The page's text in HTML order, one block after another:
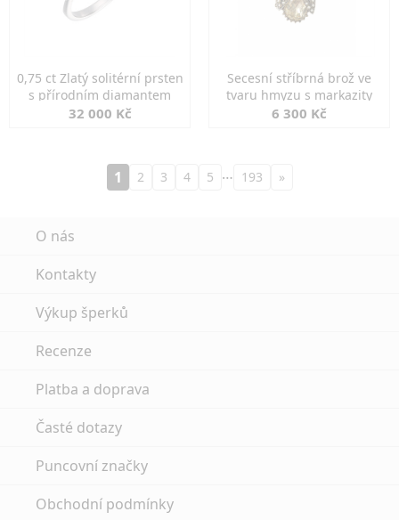
0,75 ct Zlatý solitérní prsten
s přírodním diamantem
32 000 Kč
Secesní stříbrná brož ve
tvaru hmyzu s markazity
6 300 Kč
1 2 3 4 5 … 193 »
O nás
Kontakty
Výkup šperků
Recenze
Platba a doprava
Časté dotazy
Puncovní značky
Obchodní podmínky